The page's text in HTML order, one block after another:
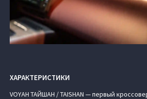
ХАРАКТЕРИСТИКИ
VOYAH ТАЙШАН / TAISHAN — первый